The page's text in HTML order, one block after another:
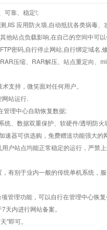
可靠、稳定!;
,IIS 应用防火墙,自动抵抗各类病毒、
他站点负载影响,在自己的空间中可
密码,自行停止网站,自行绑定域名,
压缩、RAR解压、站点重定向、
支持，微笑面对任何用户。
站运行.
管理中心自助恢复数据;
统、数据双重保护、软硬件/透明防火
速器可供选购，免费赠送功能强大
户站点均能正常稳定的运行，严禁
有别于业内一般的传统单机系统，
管理功能，可以自行在管理中心恢
天内进行网站备案。
"即可。